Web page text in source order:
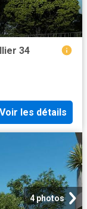
34
Voir les détails
4 photos